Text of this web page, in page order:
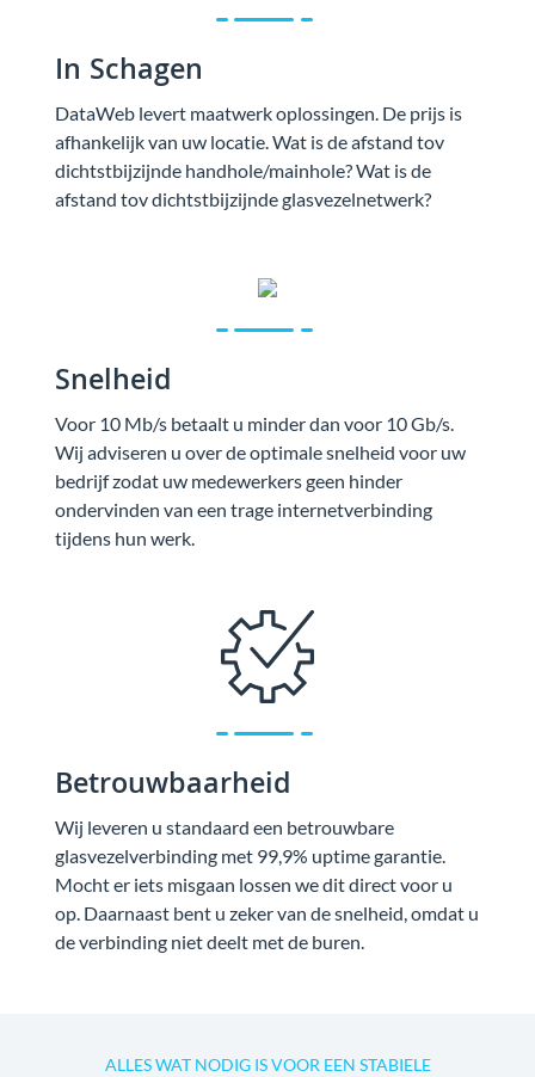
In Schagen
DataWeb levert maatwerk oplossingen. De prijs is
afhankelijk van uw locatie. Wat is de afstand tov
dichtstbijzijnde handhole/mainhole? Wat is de
afstand tov dichtstbijzijnde glasvezelnetwerk?
Snelheid
Voor 10 Mb/s betaalt u minder dan voor 10 Gb/s.
Wij adviseren u over de optimale snelheid voor uw
bedrijf zodat uw medewerkers geen hinder
ondervinden van een trage internetverbinding
tijdens hun werk.
Betrouwbaarheid
Wij leveren u standaard een betrouwbare
glasvezelverbinding met 99,9% uptime garantie.
Mocht er iets misgaan lossen we dit direct voor u
op. Daarnaast bent u zeker van de snelheid, omdat u
de verbinding niet deelt met de buren.
ALLES WAT NODIG IS VOOR EEN STABIELE